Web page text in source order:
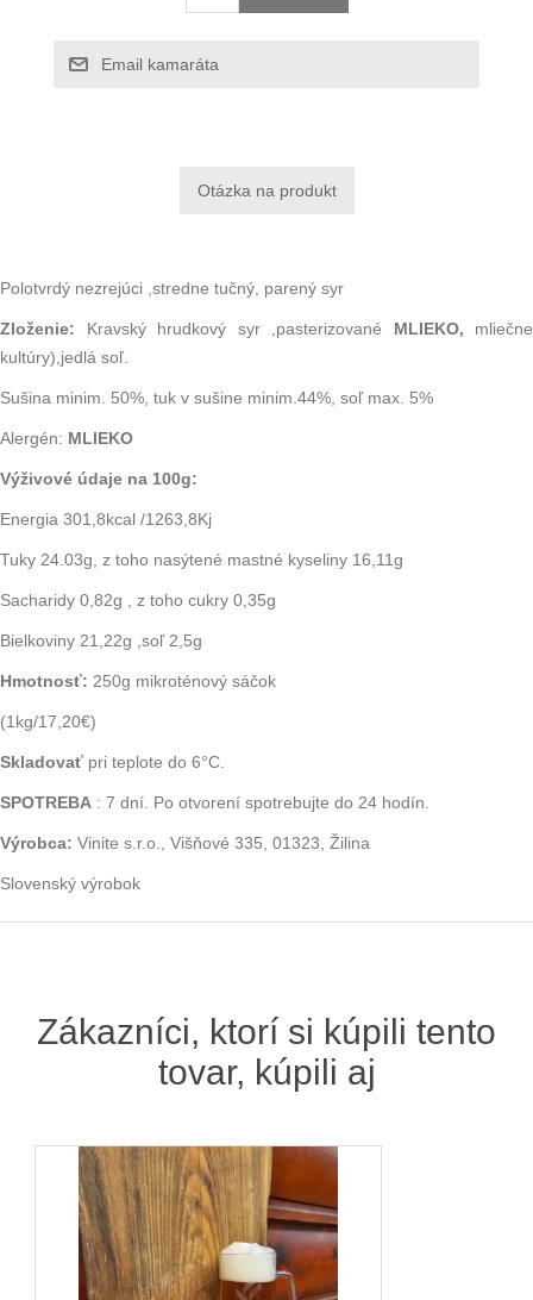
Email kamaráta
Polotvrdý nezrejúci ,stredne tučný, parený syr
Zloženie: Kravský hrudkový syr ,pasterizované MLIEKO, mliečne
kultúry),jedlá soľ.
Sušina minim. 50%, tuk v sušine minim.44%, soľ max. 5%
Alergén: MLIEKO
Výživové údaje na 100g:
Energia 301,8kcal /1263,8Kj
Tuky 24.03g, z toho nasýtené mastné kyseliny 16,11g
Sacharidy 0,82g , z toho cukry 0,35g
Bielkoviny 21,22g ,soľ 2,5g
Hmotnosť: 250g mikroténový sáčok
(1kg/17,20€)
Skladovať pri teplote do 6°C.
SPOTREBA : 7 dní. Po otvorení spotrebujte do 24 hodín.
Výrobca: Vinite s.r.o., Višňové 335, 01323, Žilina
Slovenský výrobok
Zákazníci, ktorí si kúpili tento
tovar, kúpili aj